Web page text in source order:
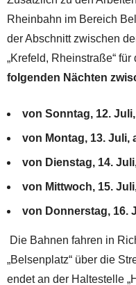
Rheinbahn im Bereich
der Abschnitt zwischen
„Krefeld, Rheinstraße“ für
folgenden Nächten
von Sonntag, 12.
von Montag, 13. Juli,
von Dienstag, 14.
von Mittwoch, 15.
von Donnerstag, 16.
Die Bahnen fahren in
„Belsenplatz“ über die
endet an der Haltestelle